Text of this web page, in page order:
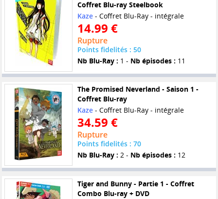
Coffret Blu-ray Steelbook
Kaze- Coffret Blu-Ray - intégrale
14.99 €
Rupture
Points fidelités : 50
Nb Blu-Ray : 1 - Nb épisodes : 11
The Promised Neverland - Saison 1 -
Coffret Blu-ray
Kaze- Coffret Blu-Ray - intégrale
34.59 €
Rupture
Points fidelités : 70
Nb Blu-Ray : 2 - Nb épisodes : 12
Tiger and Bunny - Partie 1 - Coffret
Combo Blu-ray + DVD